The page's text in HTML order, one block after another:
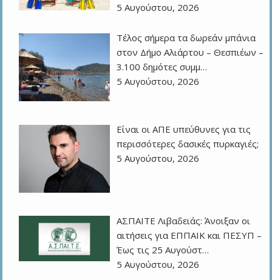
5 Αυγούστου, 2026
Τέλος σήμερα τα δωρεάν μπάνια
στον Δήμο Αλιάρτου – Θεσπιέων –
3.100 δημότες συμμ…
5 Αυγούστου, 2026
Eίναι οι ΑΠΕ υπεύθυνες για τις
περισσότερες δασικές πυρκαγιές;
5 Αυγούστου, 2026
ΑΣΠΑΙΤΕ Λιβαδειάς: Άνοιξαν οι
αιτήσεις για ΕΠΠΑΙΚ και ΠΕΣΥΠ –
Έως τις 25 Αυγούστ…
5 Αυγούστου, 2026